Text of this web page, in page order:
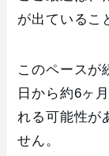
が出ているこ
このペースが
日から約6ヶ
れる可能性が
せん。